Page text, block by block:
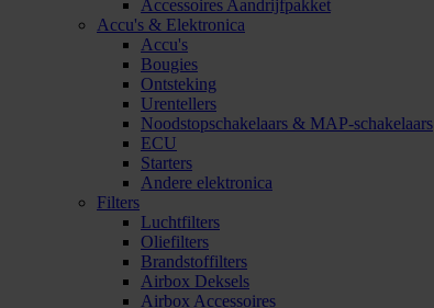
Accessoires Aandrijfpakket
Accu's & Elektronica
Accu's
Bougies
Ontsteking
Urentellers
Noodstopschakelaars & MAP-schakelaars
ECU
Starters
Andere elektronica
Filters
Luchtfilters
Oliefilters
Brandstoffilters
Airbox Deksels
Airbox Accessoires